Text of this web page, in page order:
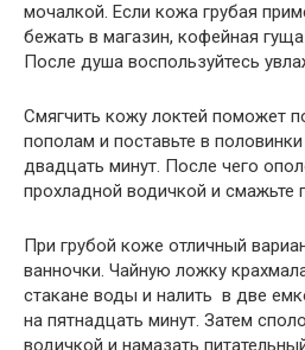
мочалкой. Если кожа грубая
бежать в магазин, кофейная
После душа воспользуйтесь
Смягчить кожу локтей поможет
пополам и поставьте в
двадцать минут. После чего
прохладной водичкой и смажьте
При грубой коже отличный
ванночки. Чайную ложку
стакане воды и налить в две
на пятнадцать минут. Затем
водичкой и намазать